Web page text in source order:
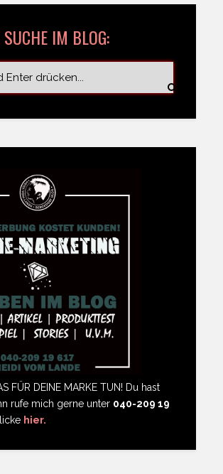
IM BLOG:
FÜR DEINE MARKE TUN! Du hast
rufe mich gerne unter 040-209 19
hier.